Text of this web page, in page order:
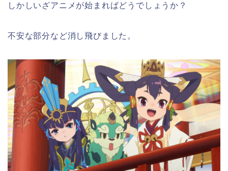
しかしいざアニメが始まればどうでしょうか？
不安な部分など消し飛びました。